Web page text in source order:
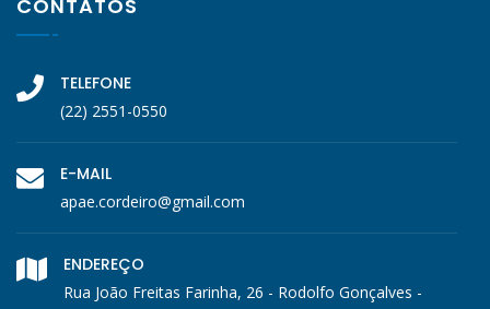
CONTATOS
TELEFONE
(22) 2551-0550
E-MAIL
apae.cordeiro@gmail.com
ENDEREÇO
Rua João Freitas Farinha, 26 - Rodolfo Gonçalves -